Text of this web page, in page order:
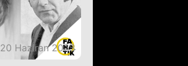
20 Haziran 2023